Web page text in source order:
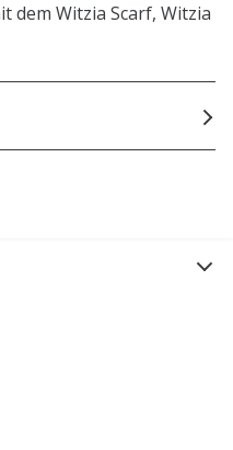
dem Witzia Scarf, Witzia